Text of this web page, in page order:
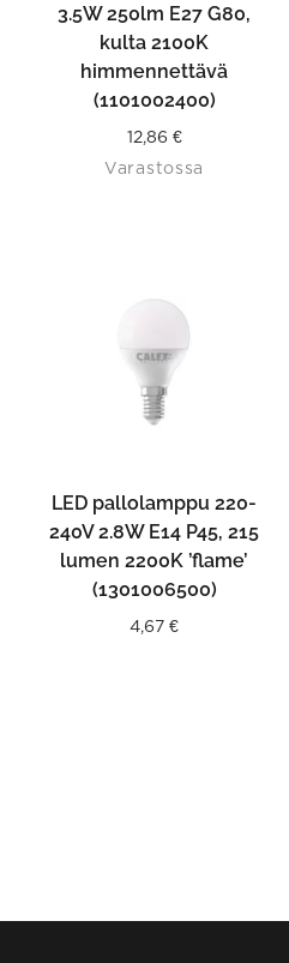
3.5W 250lm E27 G80,
kulta 2100K
himmennettävä
(1101002400)
12,86 €
Varastossa
LED pallolamppu 220-
240V 2.8W E14 P45, 215
lumen 2200K ’flame’
(1301006500)
4,67 €